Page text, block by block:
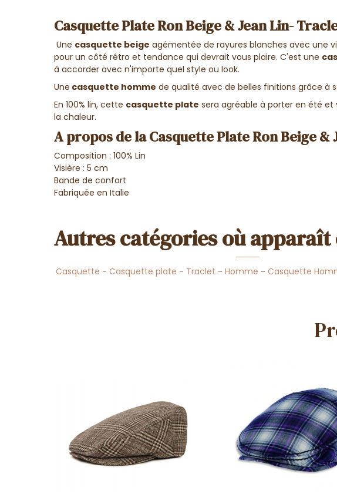
Casquette Plate Ron Beige & Jean Lin-
Une casquette beige agémentée de rayures blanches avec une
pour un côté rétro et tendance qui devrait vous plaire. C'est une
à accorder avec n'importe quel style ou look.
Une casquette homme de qualité avec de belles finitions grâce à
En 100% lin, cette casquette plate sera agréable à porter en été et
la chaleur.
A propos de la Casquette Plate Ron Beige &
Composition : 100% Lin
Visière : 5 cm
Bande de confort
Fabriquée en Italie
Autres catégories où
Casquette - Casquette plate - Traclet - Homme - Casquette